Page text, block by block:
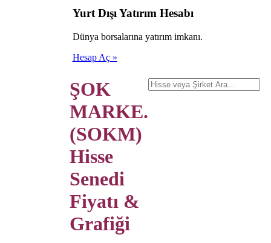
Yurt Dışı Yatırım Hesabı
Dünya borsalarına yatırım imkanı.
Hesap Aç »
ŞOK
MARKE.
(SOKM)
Hisse
Senedi
Fiyatı &
Grafiği